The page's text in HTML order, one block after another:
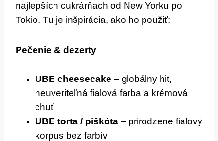
najlepších cukrárňach od New Yorku po
Tokio. Tu je inšpirácia, ako ho použiť:
Pečenie & dezerty
UBE cheesecake – globálny hit,
neuveriteľná fialová farba a krémová
chuť
UBE torta / piškóta – prirodzene fialový
korpus bez farbív